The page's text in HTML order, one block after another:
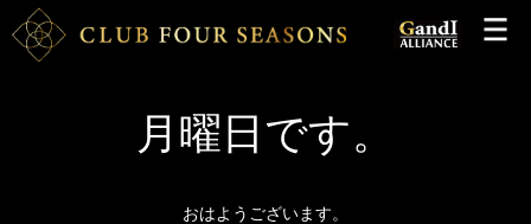
月曜日です。
おはようございます。